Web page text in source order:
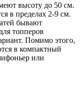
высоту до 50 см.
в пределах 2-9 см.
бывают
топперов
Помимо этого,
в компактный
или